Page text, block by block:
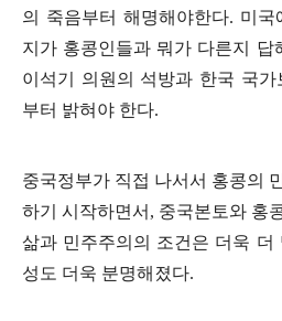
의 죽음부터 해명해야한다. 미국
지가 홍콩인들과 뭐가 다른지 답
이석기 의원의 석방과 한국 국
부터 밝혀야 한다.
중국정부가 직접 나서서 홍콩의
하기 시작하면서 , 중국본토와 홍
삶과 민주주의의 조건은 더욱 더
성도 더욱 분명해졌다.